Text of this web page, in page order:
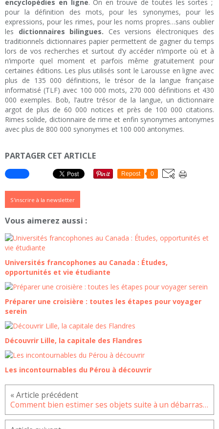
encyclopédies en ligne. On en trouve de toutes les sortes ;
pour la définition des mots, pour les synonymes, pour les
expressions, pour les rimes, pour les noms propres…sans oublier
les dictionnaires bilingues. Ces versions électroniques des
traditionnels dictionnaires papier permettent de gagner du temps
lors de vos recherches et surtout d’y accéder n’importe où et à
n’importe quel moment et parfois même gratuitement pour
certaines éditions. Les plus utilisés sont le Larousse en ligne avec
plus de 135 000 définitions, le trésor de la langue française
informatisé (TLF) avec 100 000 mots, 270 000 définitions et 430
000 exemples. Bob, l’autre trésor de la langue, un dictionnaire
argot de plus de 60 000 notices et près de 100 000 citations.
Rimes solide, dictionnaire de rime et enfin synonymes antonymes
avec plus de 800 000 synonymes et 100 000 antonymes.
PARTAGER CET ARTICLE
Repost 0
S'inscrire à la newsletter
Vous aimerez aussi :
Universités francophones au Canada : Études,
opportunités et vie étudiante
Préparer une croisière : toutes les étapes pour voyager
serein
Découvrir Lille, la capitale des Flandres
Les incontournables du Pérou à découvrir
Comment bien estimer ses objets suite à un débarras dans le Val d’Oise ?